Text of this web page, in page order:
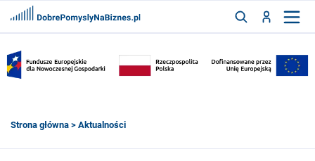
FRANCZYZY
Strona główna > Aktualności